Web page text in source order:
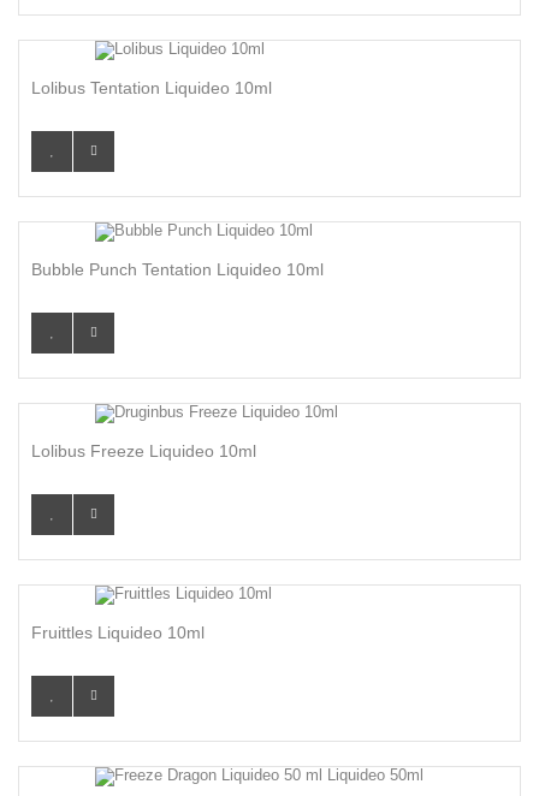
Lolibus Tentation Liquideo 10ml
Bubble Punch Tentation Liquideo 10ml
Lolibus Freeze Liquideo 10ml
Fruittles Liquideo 10ml